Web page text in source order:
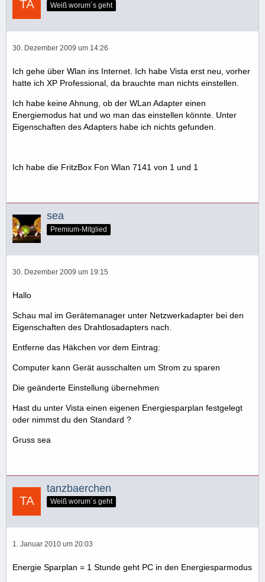
Weiß worum´s geht
30. Dezember 2009 um 14:26
Ich gehe über Wlan ins Internet. Ich habe Vista erst neu, vorher
hatte ich XP Professional, da brauchte man nichts einstellen.
Ich habe keine Ahnung, ob der WLan Adapter einen
Energiemodus hat und wo man das einstellen könnte. Unter
Eigenschaften des Adapters habe ich nichts gefunden.
Ich habe die FritzBox Fon Wlan 7141 von 1 und 1
sea
Premium-Mitglied
30. Dezember 2009 um 19:15
Hallo
Schau mal im Gerätemanager unter Netzwerkadapter bei den
Eigenschaften des Drahtlosadapters nach.
Entferne das Häkchen vor dem Eintrag:
Computer kann Gerät ausschalten um Strom zu sparen
Die geänderte Einstellung übernehmen
Hast du unter Vista einen eigenen Energiesparplan festgelegt
oder nimmst du den Standard ?
Gruss sea
tanzbaerchen
Weiß worum´s geht
1. Januar 2010 um 20:03
Energie Sparplan = 1 Stunde geht PC in den Energiesparmodus